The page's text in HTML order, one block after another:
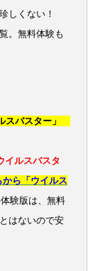
しくない！
。無料体験も
スバスター」
イルスバスタ
から「ウイルス
体験版は、無料
はないので安